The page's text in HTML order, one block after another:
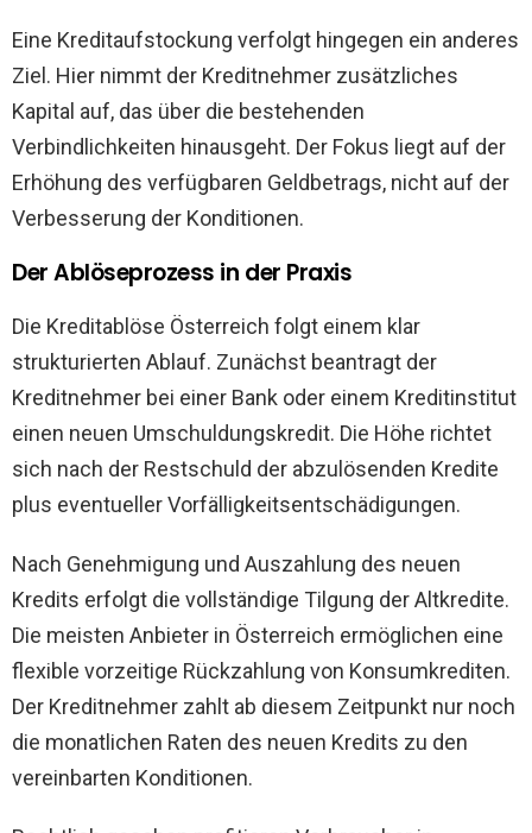
Eine Kreditaufstockung verfolgt hingegen ein anderes
Ziel. Hier nimmt der Kreditnehmer zusätzliches
Kapital auf, das über die bestehenden
Verbindlichkeiten hinausgeht. Der Fokus liegt auf der
Erhöhung des verfügbaren Geldbetrags, nicht auf der
Verbesserung der Konditionen.
Der Ablöseprozess in der Praxis
Die Kreditablöse Österreich folgt einem klar
strukturierten Ablauf. Zunächst beantragt der
Kreditnehmer bei einer Bank oder einem Kreditinstitut
einen neuen Umschuldungskredit. Die Höhe richtet
sich nach der Restschuld der abzulösenden Kredite
plus eventueller Vorfälligkeitsentschädigungen.
Nach Genehmigung und Auszahlung des neuen
Kredits erfolgt die vollständige Tilgung der Altkredite.
Die meisten Anbieter in Österreich ermöglichen eine
flexible vorzeitige Rückzahlung von Konsumkrediten.
Der Kreditnehmer zahlt ab diesem Zeitpunkt nur noch
die monatlichen Raten des neuen Kredits zu den
vereinbarten Konditionen.